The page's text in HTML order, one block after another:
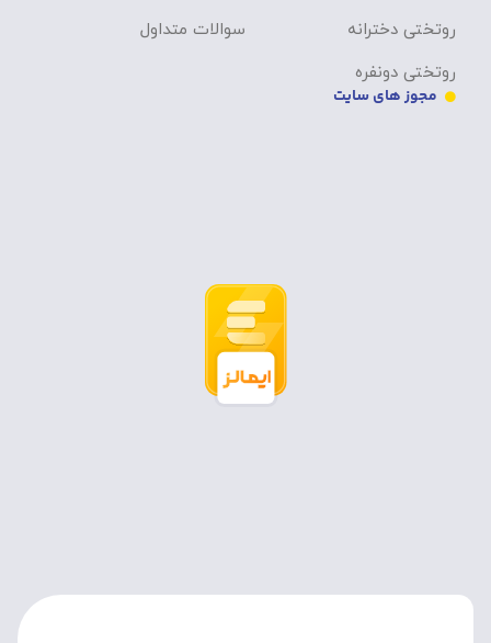
روتختی دخترانه
روتختی دونفره
سوالات متداول
مجوز های سایت